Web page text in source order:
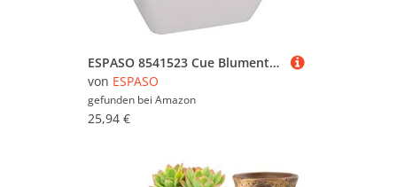
ESPASO 8541523 Cue Blumentopf, quadratisch, 23 x 23 x 25 cm, Kunststoff, mehrfarbig, 25 x 23 x 23 cm
von ESPASO
gefunden bei Amazon
25,94 €